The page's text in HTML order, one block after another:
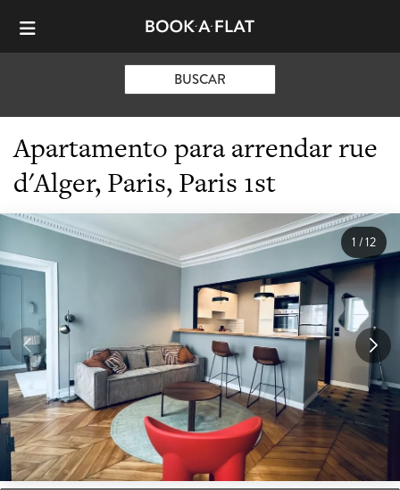
BUSCAR
Apartamento para arrendar rue
d'Alger, Paris, Paris 1st
1/12